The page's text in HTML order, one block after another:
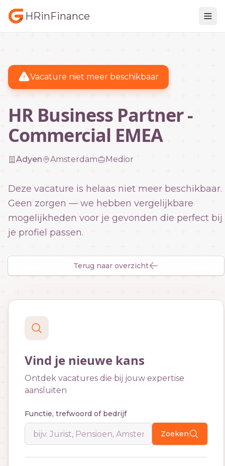
HRinFinance
Vacature niet meer beschikbaar
HR Business Partner -
Commercial EMEA
Adyen Amsterdam Medior
Deze vacature is helaas niet meer beschikbaar.
Geen zorgen — we hebben vergelijkbare
mogelijkheden voor je gevonden die perfect bij
je profiel passen.
Terug naar overzicht
Vind je nieuwe kans
Ontdek vacatures die bij jouw expertise
aansluiten
Functie, trefwoord of bedrijf
Zoeken